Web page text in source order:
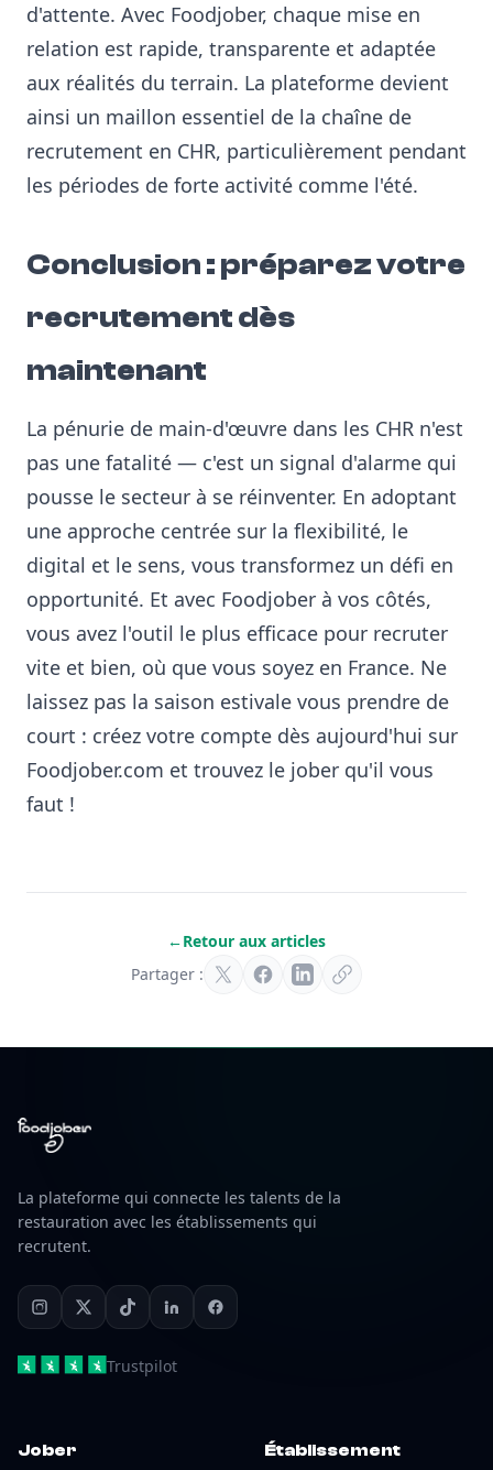
d'attente. Avec Foodjober, chaque mise en
relation est rapide, transparente et adaptée
aux réalités du terrain. La plateforme devient
ainsi un maillon essentiel de la chaîne de
recrutement en CHR, particulièrement pendant
les périodes de forte activité comme l'été.
Conclusion : préparez votre
recrutement dès
maintenant
La pénurie de main-d'œuvre dans les CHR n'est
pas une fatalité — c'est un signal d'alarme qui
pousse le secteur à se réinventer. En adoptant
une approche centrée sur la flexibilité, le
digital et le sens, vous transformez un défi en
opportunité. Et avec Foodjober à vos côtés,
vous avez l'outil le plus efficace pour recruter
vite et bien, où que vous soyez en France. Ne
laissez pas la saison estivale vous prendre de
court : créez votre compte dès aujourd'hui sur
Foodjober.com et trouvez le jober qu'il vous
faut !
←Retour aux articles
Partager :
La plateforme qui connecte les talents de la
restauration avec les établissements qui
recrutent.
Trustpilot
Jober Établissement